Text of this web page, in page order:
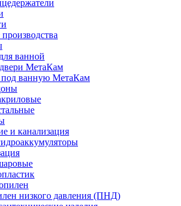
ванной
МетаКам
ванную МетаКам
и канализация
низкого давления (ПНД)